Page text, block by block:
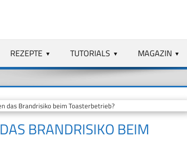
REZEPTE TUTORIALS MAGAZIN
das Brandrisiko beim Toasterbetrieb?
BRANDRISIKO BEIM T